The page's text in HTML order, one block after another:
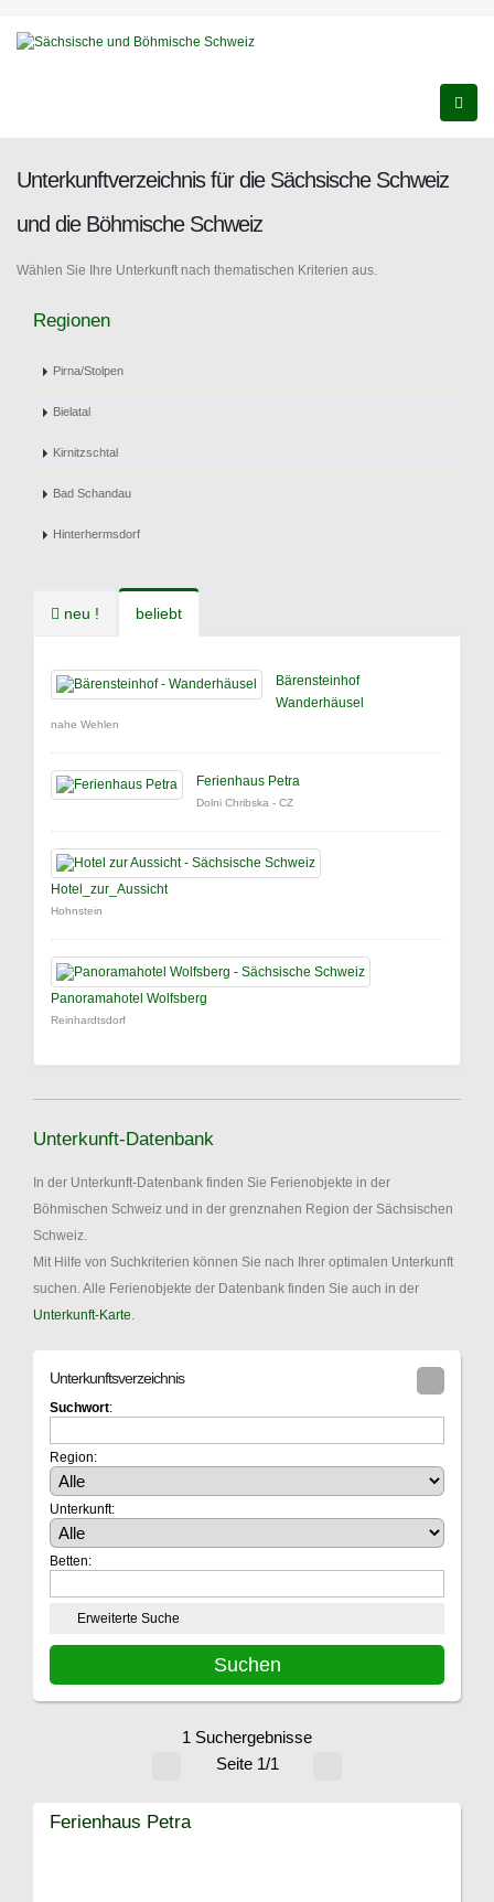
Unterkunftverzeichnis für die Sächsische Schweiz
und die Böhmische Schweiz
Wählen Sie Ihre Unterkunft nach thematischen Kriterien aus.
Regionen
Pirna/Stolpen
Bielatal
Kirnitzschtal
Bad Schandau
Hinterhermsdorf
neu ! beliebt
Bärensteinhof
Wanderhäusel
nahe Wehlen
Ferienhaus Petra
Dolni Chribska - CZ
Hotel_zur_Aussicht
Hohnstein
Panoramahotel Wolfsberg
Reinhardtsdorf
Unterkunft-Datenbank
In der Unterkunft-Datenbank finden Sie Ferienobjekte in der
Böhmischen Schweiz und in der grenznahen Region der Sächsischen
Schweiz.
Mit Hilfe von Suchkriterien können Sie nach Ihrer optimalen Unterkunft
suchen. Alle Ferienobjekte der Datenbank finden Sie auch in der
Unterkunft-Karte
Unterkunftsverzeichnis
Suchwort:
Region:
Unterkunft:
Betten:
Erweiterte Suche
1 Suchergebnisse
Seite 1/1
Ferienhaus Petra